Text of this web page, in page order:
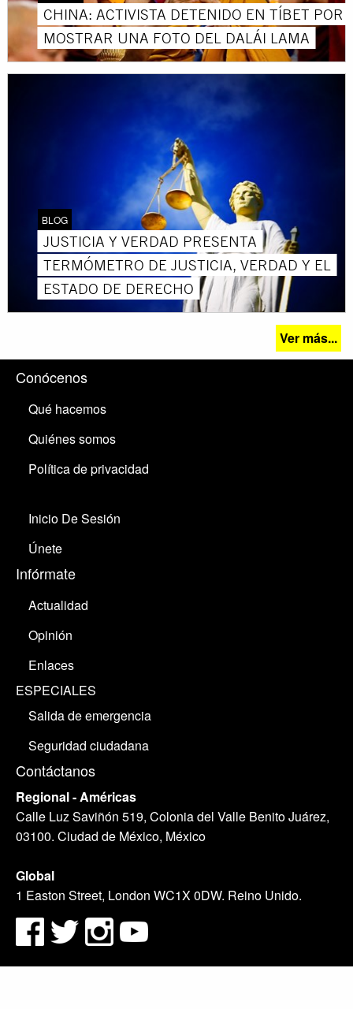
CHINA: ACTIVISTA DETENIDO EN TÍBET POR
MOSTRAR UNA FOTO DEL DALÁI LAMA
BLOG
JUSTICIA Y VERDAD PRESENTA
TERMÓMETRO DE JUSTICIA, VERDAD Y EL
ESTADO DE DERECHO
Ver más...
Conócenos
Qué hacemos
Quiénes somos
Política de privacidad
Inicio De Sesión
Únete
Infórmate
Actualidad
Opinión
Enlaces
ESPECIALES
Salida de emergencia
Seguridad ciudadana
Contáctanos
Regional - Américas
Calle Luz Saviñón 519, Colonia del Valle Benito Juárez,
03100. Ciudad de México, México
Global
1 Easton Street, London WC1X 0DW. Reino Unido.